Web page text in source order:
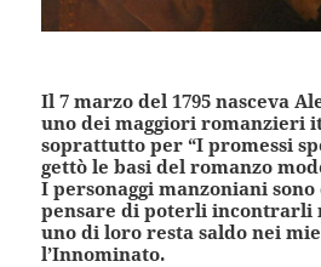
Il 7 marzo del 1795 nasceva
uno dei maggiori romanzieri
soprattutto per “I promessi
gettò le basi del romanzo
I personaggi manzoniani
pensare di poterli incontrarli
uno di loro resta saldo nei
l’Innominato.